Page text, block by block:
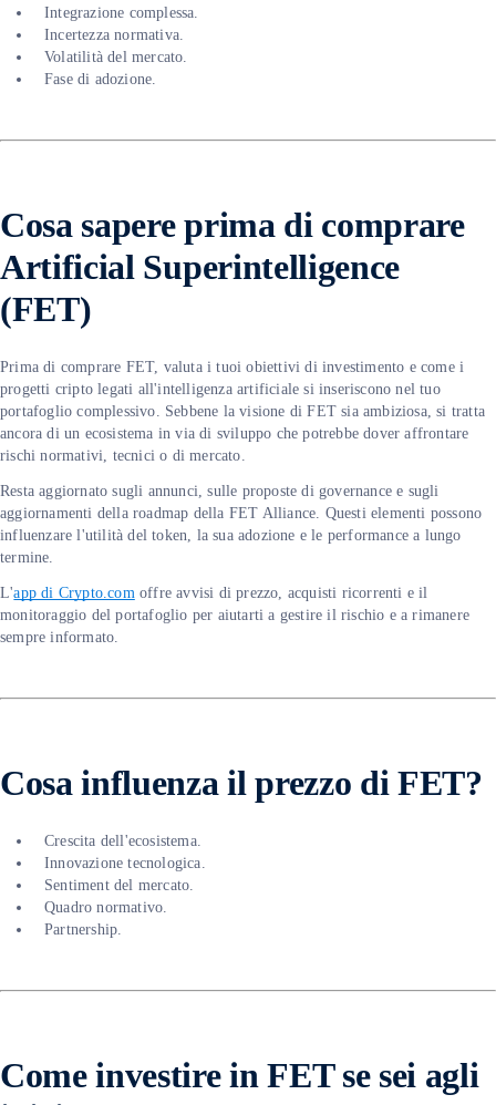
Integrazione complessa.
Incertezza normativa.
Volatilità del mercato.
Fase di adozione.
Cosa sapere prima di comprare
Artificial Superintelligence
(FET)
Prima di comprare FET, valuta i tuoi obiettivi di investimento e come i
progetti cripto legati all'intelligenza artificiale si inseriscono nel tuo
portafoglio complessivo. Sebbene la visione di FET sia ambiziosa, si tratta
ancora di un ecosistema in via di sviluppo che potrebbe dover affrontare
rischi normativi, tecnici o di mercato.
Resta aggiornato sugli annunci, sulle proposte di governance e sugli
aggiornamenti della roadmap della FET Alliance. Questi elementi possono
influenzare l'utilità del token, la sua adozione e le performance a lungo
termine.
L'app di Crypto.com offre avvisi di prezzo, acquisti ricorrenti e il
monitoraggio del portafoglio per aiutarti a gestire il rischio e a rimanere
sempre informato.
Cosa influenza il prezzo di FET?
Crescita dell'ecosistema.
Innovazione tecnologica.
Sentiment del mercato.
Quadro normativo.
Partnership.
Come investire in FET se sei agli